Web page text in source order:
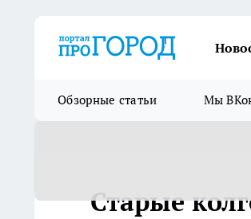
Обзорные статьи Мы
Старые